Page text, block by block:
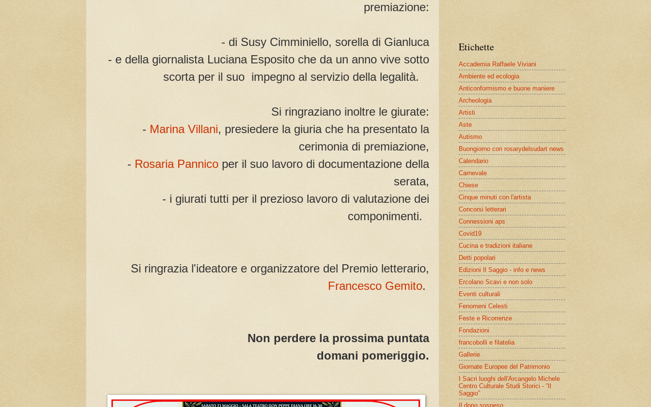
premiazione:
- di Susy Cimminiello, sorella di Gianluca
- e della giornalista Luciana Esposito che da un anno vive sotto
scorta per il suo impegno al servizio della legalità.
Si ringraziano inoltre le giurate:
- Marina Villani, presiedere la giuria che ha presentato la
cerimonia di premiazione,
- Rosaria Pannico per il suo lavoro di documentazione della
serata,
- i giurati tutti per il prezioso lavoro di valutazione dei
componimenti.
Si ringrazia l'ideatore e organizzatore del Premio letterario,
Francesco Gemito.
Non perdere la prossima puntata
domani pomeriggio.
Etichette
Accademia Raffaele Viviani
Ambiente ed ecologia
Anticonformismo e buone maniere
Archeologia
Artisti
Aste
Autismo
Buongiorno con rosarydelsudart news
Calendario
Carnevale
Chiese
Cinque minuti con l'artista
Concorsi letterari
Connessioni aps
Covid19
Cucina e tradizioni italiane
Detti popolari
Edizioni Il Saggio - info e news
Ercolano Scavi e non solo
Eventi culturali
Fenomeni Celesti
Feste e Ricorrenze
Fondazioni
francobolli e filatelia
Gallerie
Giornate Europee del Patrimonio
I Sacri luoghi dell'Arcangelo Michele
Centro Culturale Studi Storici - “Il
Saggio”
Il dono sospeso